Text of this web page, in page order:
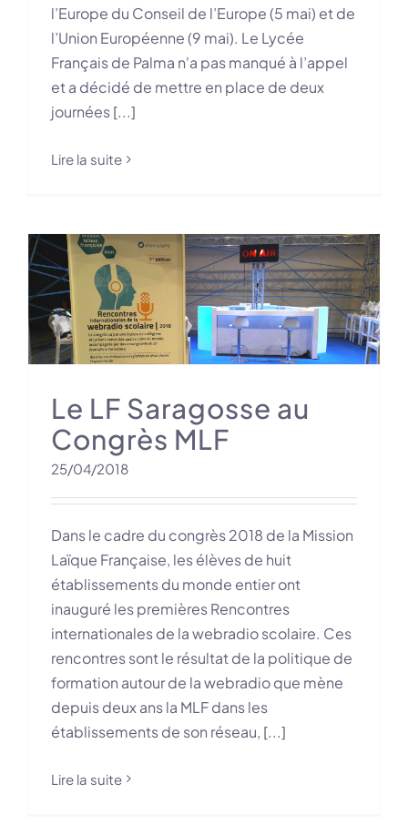
l’Europe du Conseil de l’Europe (5 mai) et de
l’Union Européenne (9 mai). Le Lycée
Français de Palma n'a pas manqué à l’appel
et a décidé de mettre en place de deux
journées [...]
Lire la suite
Le LF Saragosse au
Congrès MLF
25/04/2018
Dans le cadre du congrès 2018 de la Mission
Laïque Française, les élèves de huit
établissements du monde entier ont
inauguré les premières Rencontres
internationales de la webradio scolaire. Ces
rencontres sont le résultat de la politique de
formation autour de la webradio que mène
depuis deux ans la MLF dans les
établissements de son réseau, [...]
Lire la suite